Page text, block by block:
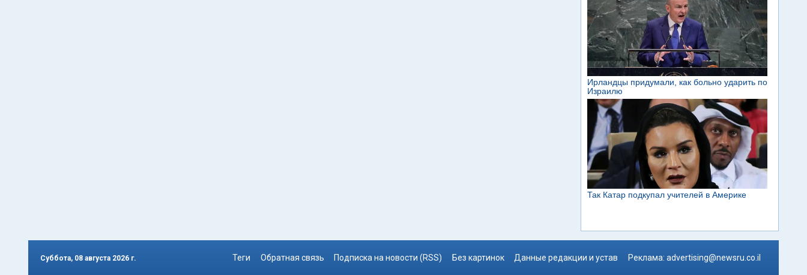
Суббота, 08 августа 2026 г. Теги Обратная связь Подписка на новости (RSS) Без картинок Данные редакции и устав Реклама: advertising@newsru.co.il